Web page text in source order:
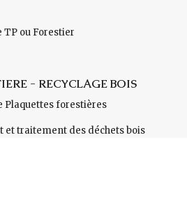
ou Forestier
- RECYCLAGE BOIS
Plaquettes forestières
et traitement des déchets bois